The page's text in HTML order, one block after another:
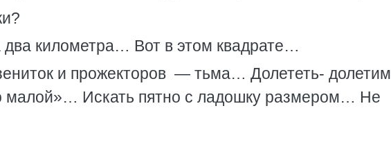
километра… Вот в этом квадрате…
и прожекторов — тьма… Долететь-
Искать пятно с ладошку размером… Не